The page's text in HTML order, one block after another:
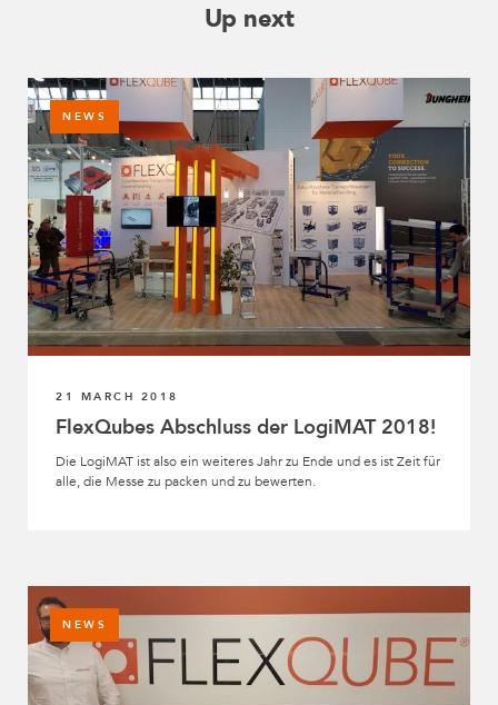
Up next
NEWS
21 MARCH 2018
FlexQubes Abschluss der LogiMAT 2018!
Die LogiMAT ist also ein weiteres Jahr zu Ende und es ist Zeit für
alle, die Messe zu packen und zu bewerten.
NEWS